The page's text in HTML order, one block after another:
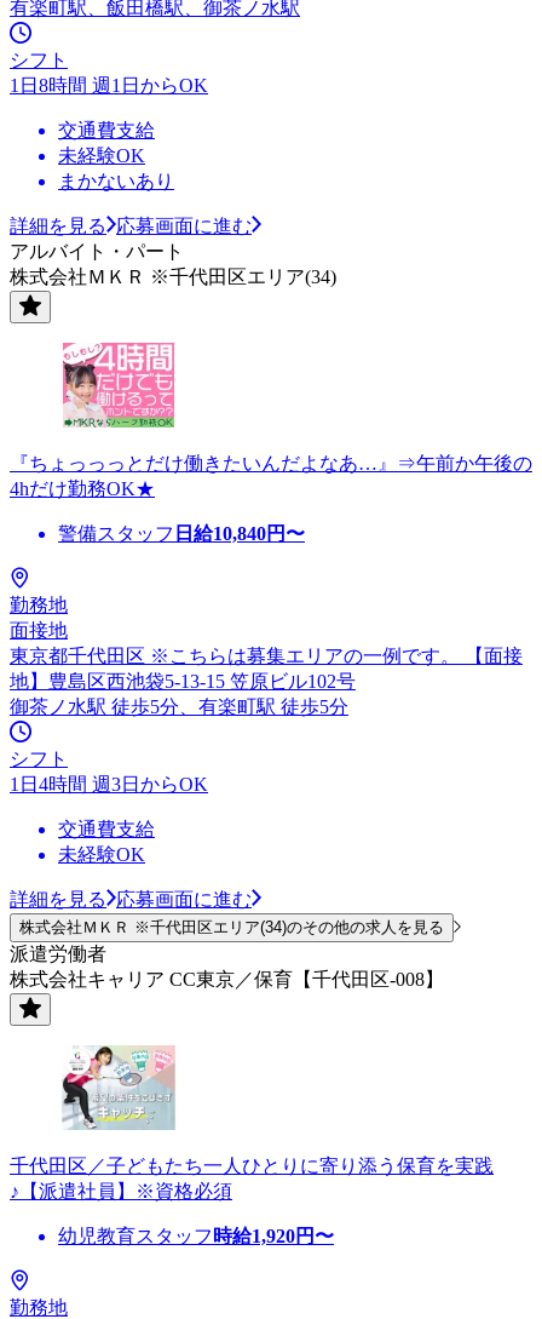
有楽町駅、飯田橋駅、御茶ノ水駅
シフト
1日8時間 週1日からOK
交通費支給
未経験OK
まかないあり
詳細を見る
応募画面に進む
アルバイト・パート
株式会社ＭＫＲ ※千代田区エリア(34)
『ちょっっっとだけ働きたいんだよなあ…』⇒午前か午後の
4hだけ勤務OK★
警備スタッフ 日給10,840円〜
勤務地
面接地
東京都千代田区 ※こちらは募集エリアの一例です。 【面接
地】豊島区西池袋5-13-15 笠原ビル102号
御茶ノ水駅 徒歩5分、有楽町駅 徒歩5分
シフト
1日4時間 週3日からOK
交通費支給
未経験OK
詳細を見る 応募画面に進む
株式会社ＭＫＲ ※千代田区エリア(34)のその他の求人を見る
派遣労働者
株式会社キャリア CC東京／保育【千代田区-008】
千代田区／子どもたち一人ひとりに寄り添う保育を実践
♪【派遣社員】※資格必須
幼児教育スタッフ 時給1,920円〜
勤務地